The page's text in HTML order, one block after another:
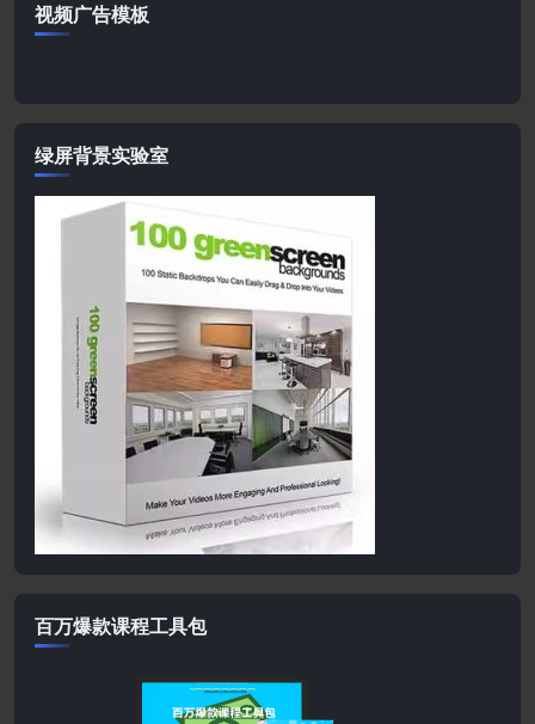
视频广告模板
绿屏背景实验室
百万爆款课程工具包